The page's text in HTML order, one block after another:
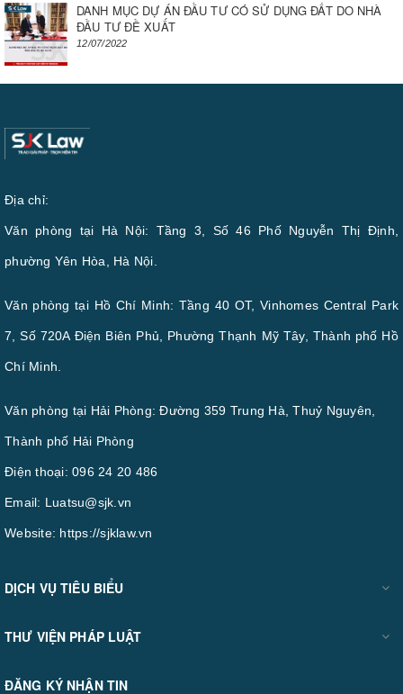
DANH MỤC DỰ ÁN ĐẦU TƯ CÓ SỬ DỤNG ĐẤT DO NHÀ
ĐẦU TƯ ĐỀ XUẤT
12/07/2022
Địa chỉ:
Văn phòng tại Hà Nội: Tầng 3, Số 46 Phố Nguyễn Thị Định,
phường Yên Hòa, Hà Nội.
Văn phòng tại Hồ Chí Minh: Tầng 40 OT, Vinhomes Central Park
7, Số 720A Điện Biên Phủ, Phường Thạnh Mỹ Tây, Thành phố Hồ
Chí Minh.
Văn phòng tại Hải Phòng: Đường 359 Trung Hà, Thuỷ Nguyên,
Thành phố Hải Phòng
Điện thoại: 096 24 20 486
Email: Luatsu@sjk.vn
Website: https://sjklaw.vn
DỊCH VỤ TIÊU BIỂU
THƯ VIỆN PHÁP LUẬT
ĐĂNG KÝ NHẬN TIN